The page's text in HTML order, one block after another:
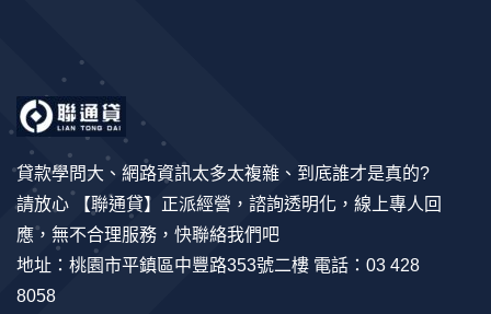
貸款學問大、網路資訊太多太複雜、到底誰才是真的?
請放心 【聯通貸】正派經營，諮詢透明化，線上專人回
應，無不合理服務，快聯絡我們吧
地址：桃園市平鎮區中豐路353號二樓 電話：03 428
8058